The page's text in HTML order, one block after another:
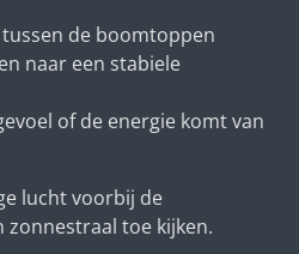
de boomtoppen
naar een stabiele
of de energie komt van
lucht voorbij de
toe kijken.